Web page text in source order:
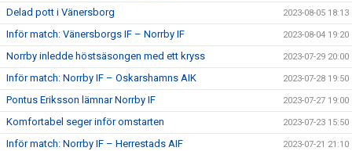
Delad pott i Vänersborg 2023-08-05 18:13
Inför match: Vänersborgs IF – Norrby IF 2023-08-04 19:20
Norrby inledde höstsäsongen med ett kryss 2023-07-29 20:00
Inför match: Norrby IF – Oskarshamns AIK 2023-07-28 19:50
Pontus Eriksson lämnar Norrby IF 2023-07-27 19:00
Komfortabel seger inför omstarten 2023-07-23 15:50
Inför match: Norrby IF – Herrestads AIF 2023-07-21 21:10